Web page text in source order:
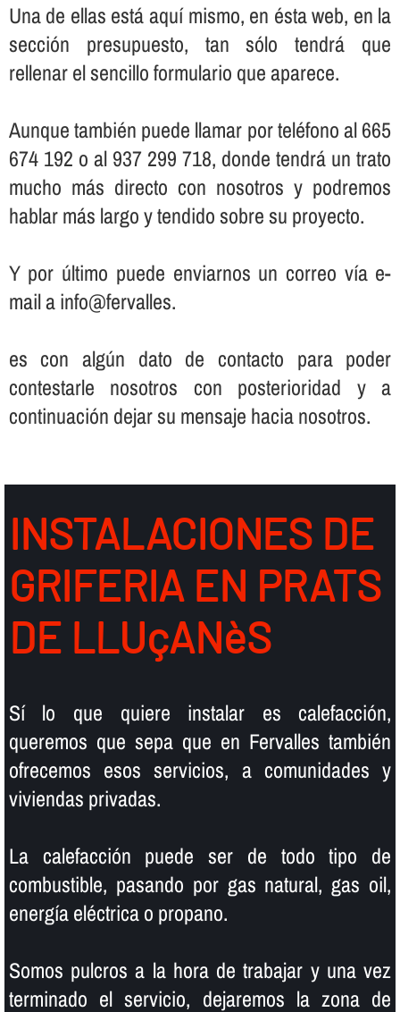
Una de ellas está aquí­ mismo, en ésta web, en la
sección presupuesto, tan sólo tendrá que
rellenar el sencillo formulario que aparece.
Aunque también puede llamar por teléfono al 665
674 192 o al 937 299 718, donde tendrá un trato
mucho más directo con nosotros y podremos
hablar más largo y tendido sobre su proyecto.
Y por último puede enviarnos un correo ví­a e-
mail a info@fervalles.
es con algún dato de contacto para poder
contestarle nosotros con posterioridad y a
continuación dejar su mensaje hacia nosotros.
INSTALACIONES DE
GRIFERIA EN PRATS
DE LLUçANèS
Sí­ lo que quiere instalar es calefacción,
queremos que sepa que en Fervalles también
ofrecemos esos servicios, a comunidades y
viviendas privadas.
La calefacción puede ser de todo tipo de
combustible, pasando por gas natural, gas oil,
energí­a eléctrica o propano.
Somos pulcros a la hora de trabajar y una vez
terminado el servicio, dejaremos la zona de